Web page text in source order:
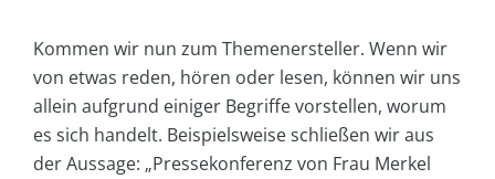
Kommen wir nun zum Themenersteller. Wenn wir
von etwas reden, hören oder lesen, können wir uns
allein aufgrund einiger Begriffe vorstellen, worum
es sich handelt. Beispielsweise schließen wir aus
der Aussage: „Pressekonferenz von Frau Merkel